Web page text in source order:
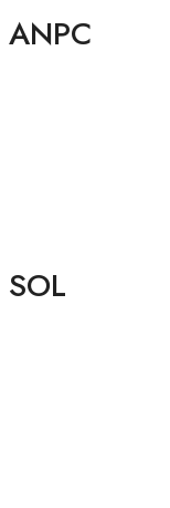
ANPC
SOL